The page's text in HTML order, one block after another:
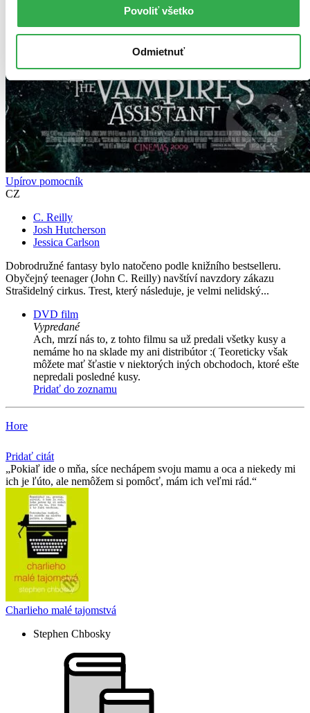
Povoliť všetko
Odmietnuť
Upírov pomocník
CZ
C. Reilly
Josh Hutcherson
Jessica Carlson
Dobrodružné fantasy bylo natočeno podle knižního bestselleru.
Obyčejný teenager (John C. Reilly) navštíví navzdory zákazu
Strašidelný cirkus. Trest, který následuje, je velmi nelidský...
DVD film
Vypredané
Ach, mrzí nás to, z tohto filmu sa už predali všetky kusy a
nemáme ho na sklade my ani distribútor :( Teoreticky však
môžete mať šťastie v niektorých iných obchodoch, ktoré ešte
nepredali posledné kusy.
Pridať do zoznamu
Hore
Pridať citát
Pokiaľ ide o mňa, síce nechápem svoju mamu a oca a niekedy mi
ich je ľúto, ale nemôžem si pomôcť, mám ich veľmi rád.
Charlieho malé tajomstvá
Stephen Chbosky